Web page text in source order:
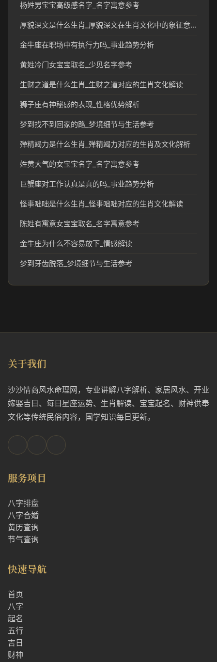
杨姓男宝宝高级感名字_名字寓意参考
厚貌深文是什么生肖_厚貌深文在生肖文化中的象征意义
金牛座在职场中有执行力吗_事业趋势分析
黄姓冷门女宝宝取名_少见名字参考
生财之道是什么生肖_生财之道对应的生肖文化解读
狮子座有神秘感的表现_性格优势解析
梦到找不到回家的路_梦境细节与生活参考
殚精竭力是什么生肖_殚精竭力对应的生肖及文化解析
姓黄大气的女宝宝名字_名字寓意参考
巨蟹座对工作认真是真的吗_事业趋势分析
怪事咄咄是什么生肖_怪事咄咄对应的生肖文化解读
陈姓有寓意女宝宝取名_名字寓意参考
金牛座为什么不容易放下_情感解读
梦到牙齿脱落_梦境细节与生活参考
关于我们
沙沙情商风水命理网，专业讲解八字解析、家居风水、开业
嫁娶吉日、每日星座运势、生肖解读、宝宝起名、财神供奉
文化等传统民俗内容，国学知识每日更新。
服务项目
八字排盘
八字合婚
黄历查询
节气查询
快速导航
首页
八字
起名
五行
吉日
财神